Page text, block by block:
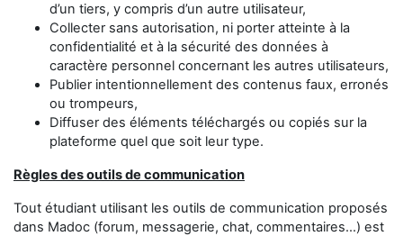
d’un tiers, y compris d’un autre utilisateur,
Collecter sans autorisation, ni porter atteinte à la
confidentialité et à la sécurité des données à
caractère personnel concernant les autres utilisateurs,
Publier intentionnellement des contenus faux, erronés
ou trompeurs,
Diffuser des éléments téléchargés ou copiés sur la
plateforme quel que soit leur type.
Règles des outils de communication
Tout étudiant utilisant les outils de communication proposés
dans Madoc (forum, messagerie, chat, commentaires...) est